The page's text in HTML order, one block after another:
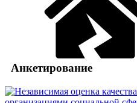
Анкетирование